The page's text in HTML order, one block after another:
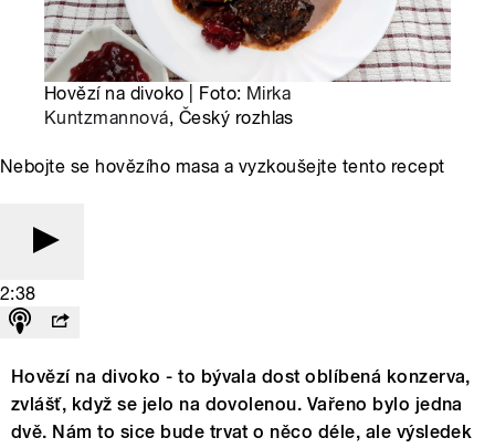
Hovězí na divoko | Foto: Mirka
Kuntzmannová, Český rozhlas
Nebojte se hovězího masa a vyzkoušejte tento recept
2:38
Hovězí na divoko - to bývala dost oblíbená konzerva,
zvlášť, když se jelo na dovolenou. Vařeno bylo jedna
dvě. Nám to sice bude trvat o něco déle, ale výsledek